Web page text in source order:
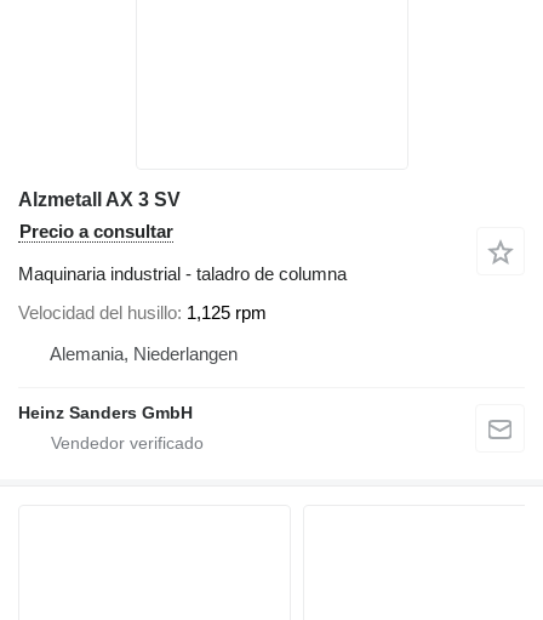
Alzmetall AX 3 SV
Precio a consultar
Maquinaria industrial - taladro de columna
Velocidad del husillo 1,125 rpm
Alemania, Niederlangen
Heinz Sanders GmbH